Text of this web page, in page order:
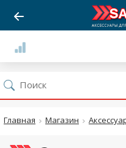
Главная Магазин